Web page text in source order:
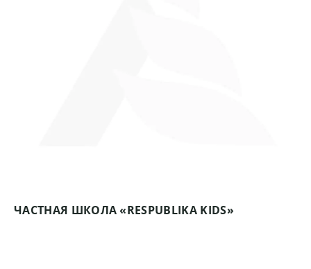
ЧАСТНАЯ ШКОЛА «RESPUBLIKA KIDS»